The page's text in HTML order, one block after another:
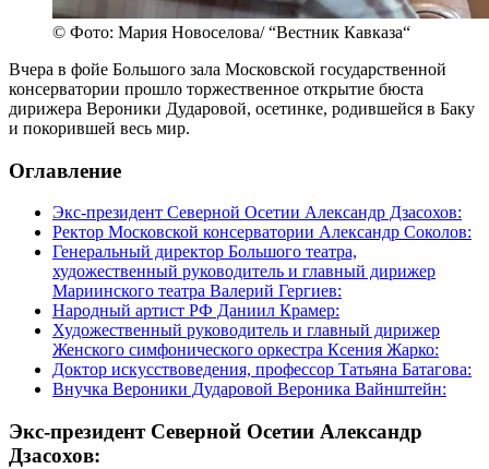
© Фото: Мария Новоселова/ “Вестник Кавказа“
Вчера в фойе Большого зала Московской государственной
консерватории прошло торжественное открытие бюста
дирижера Вероники Дударовой, осетинке, родившейся в Баку
и покорившей весь мир.
Оглавление
Экс-президент Северной Осетии Александр Дзасохов:
Ректор Московской консерватории Александр Соколов:
Генеральный директор Большого театра,
художественный руководитель и главный дирижер
Мариинского театра Валерий Гергиев:
Народный артист РФ Даниил Крамер:
Художественный руководитель и главный дирижер
Женского симфонического оркестра Ксения Жарко:
Доктор искусствоведения, профессор Татьяна Батагова:
Внучка Вероники Дударовой Вероника Вайнштейн:
Экс-президент Северной Осетии Александр
Дзасохов: